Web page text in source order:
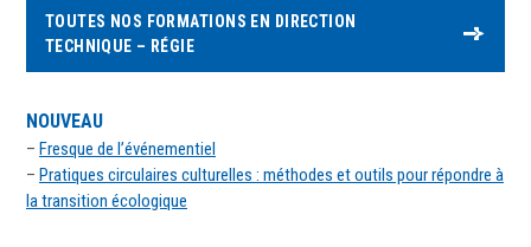
TOUTES NOS FORMATIONS EN DIRECTION
TECHNIQUE – RÉGIE
NOUVEAU
– Fresque de l’événementiel
– Pratiques circulaires culturelles : méthodes et outils pour répondre à
la transition écologique